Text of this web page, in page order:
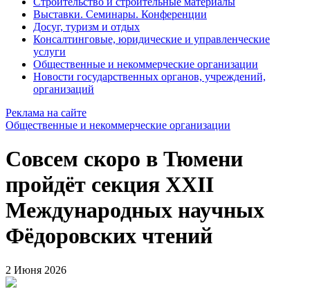
Выставки. Семинары. Конференции
Досуг, туризм и отдых
Консалтинговые, юридические и управленческие
услуги
Общественные и некоммерческие организации
Новости государственных органов, учреждений,
организаций
Реклама на сайте
Общественные и некоммерческие организации
Совсем скоро в Тюмени
пройдёт секция XXII
Международных научных
Фёдоровских чтений
2 Июня 2026